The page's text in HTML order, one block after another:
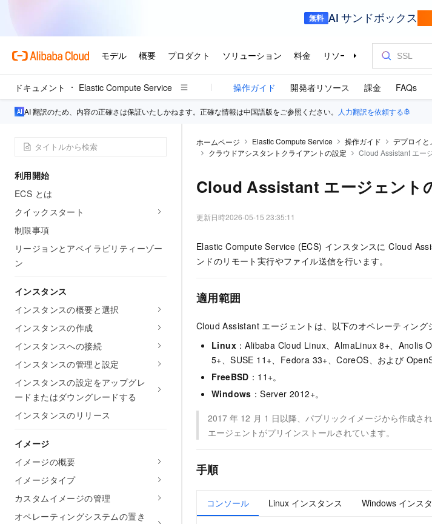
ドキュメント Elastic Compute Service 操作ガイド 開発者リソース 課金 FAQs
AI 翻訳のため、内容の正確さは保証いたしかねます。正確な情報は中国語版をご参照ください。 人力翻訳を依頼する
利用開始
ECS とは
クイックスタート
制限事項
リージョンとアベイラビリティーゾー
ン
インスタンス
インスタンスの概要と選択
インスタンスの作成
インスタンスへの接続
インスタンスの管理と設定
インスタンスの設定をアップグレ
ードまたはダウングレードする
インスタンスのリリース
イメージ
イメージの概要
イメージタイプ
カスタムイメージの管理
オペレーティングシステムの置き
ホームページ Elastic Compute Service 操作ガイド デプロイと
クラウドアシスタントクライアントの設定
Cloud Assistant エー
Cloud Assistant エージェント
更新日時2026-05-15 23:35:11
Elastic Compute Service (ECS) インスタンスに Cloud
ンドのリモート実行やファイル送信を行います。
適用範囲
Cloud Assistant エージェントは、以下のオペレーティング
Linux ：Alibaba Cloud Linux、AlmaLinux 8+、Anolis
5+、SUSE 11+、Fedora 33+、CoreOS、および
FreeBSD ：11+。
Windows ：Server 2012+。
2017 年 12 月 1 日以降、パブリックイメージから作成さ
エージェントがプリインストールされています。
手順
コンソール Linux インスタンス Windows インス